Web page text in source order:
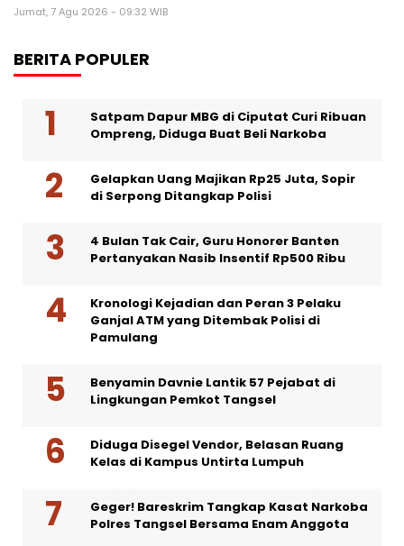
Jumat, 7 Agu 2026 - 09:32 WIB
BERITA POPULER
Satpam Dapur MBG di Ciputat Curi Ribuan
Ompreng, Diduga Buat Beli Narkoba
Gelapkan Uang Majikan Rp25 Juta, Sopir
di Serpong Ditangkap Polisi
4 Bulan Tak Cair, Guru Honorer Banten
Pertanyakan Nasib Insentif Rp500 Ribu
Kronologi Kejadian dan Peran 3 Pelaku
Ganjal ATM yang Ditembak Polisi di
Pamulang
Benyamin Davnie Lantik 57 Pejabat di
Lingkungan Pemkot Tangsel
Diduga Disegel Vendor, Belasan Ruang
Kelas di Kampus Untirta Lumpuh
Geger! Bareskrim Tangkap Kasat Narkoba
Polres Tangsel Bersama Enam Anggota